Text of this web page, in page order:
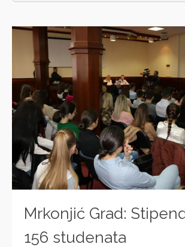
Mrkonjić Grad:
156 studenata